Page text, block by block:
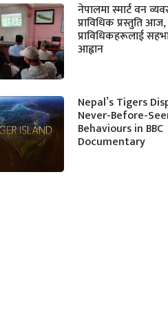
नेपालमा स्मार्ट वन
प्राविधिक प्रस्तुति
प्राविधिकहरूलाई
आह्वान
Nepal’s Tigers
Never-Before-
Behaviours in BBC
Documentary